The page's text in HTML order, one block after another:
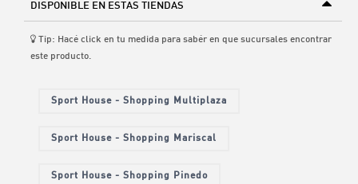
DISPONIBLE EN ESTAS TIENDAS
Tip: Hacé click en tu medida para sabér en que sucursales encontrar
este producto.
Sport House - Shopping Multiplaza
Sport House - Shopping Mariscal
Sport House - Shopping Pinedo